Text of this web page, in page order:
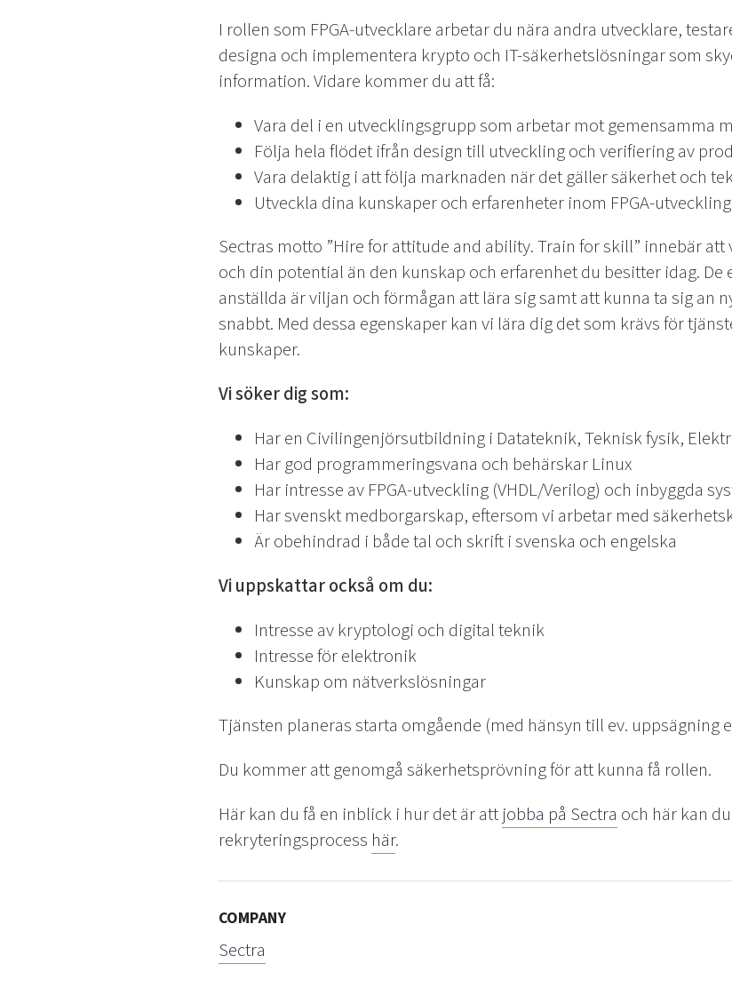
I rollen som FPGA-utvecklare arbetar du nära andra utvecklare,
designa och implementera krypto och IT-säkerhetslösningar som
information. Vidare kommer du att få:
Vara del i en utvecklingsgrupp som arbetar mot gemensamma
Följa hela flödet ifrån design till utveckling och verifiering av
Vara delaktig i att följa marknaden när det gäller säkerhet och
Utveckla dina kunskaper och erfarenheter inom FPGA-
Sectras motto ”Hire for attitude and ability. Train for skill” innebär
och din potential än den kunskap och erfarenhet du besitter idag. De
anställda är viljan och förmågan att lära sig samt att kunna ta sig an
snabbt. Med dessa egenskaper kan vi lära dig det som krävs för
kunskaper.
Vi söker dig som:
Har en Civilingenjörsutbildning i Datateknik, Teknisk fysik,
Har god programmeringsvana och behärskar Linux
Har intresse av FPGA-utveckling (VHDL/Verilog) och inbyggda
Har svenskt medborgarskap, eftersom vi arbetar med
Är obehindrad i både tal och skrift i svenska och engelska
Vi uppskattar också om du:
Intresse av kryptologi och digital teknik
Intresse för elektronik
Kunskap om nätverkslösningar
Tjänsten planeras starta omgående (med hänsyn till ev. uppsägning
Du kommer att genomgå säkerhetsprövning för att kunna få rollen.
Här kan du få en inblick i hur det är att jobba på Sectra och här kan
rekryteringsprocess här.
COMPANY
Sectra